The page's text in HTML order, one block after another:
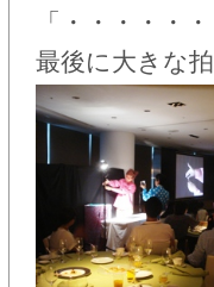
「・・・・・
最後に大きな